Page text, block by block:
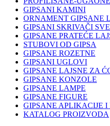
GIPSANI KAMINI
ORNAMENT GIPSANE
GIPSANI SKRIVAČI
GIPSANE PRATEĆE
STUBOVI OD GIPSA
GIPSANE ROZETNE
GIPSANI UGLOVI
GIPSANE LAJSNE ZA
GIPSANE KONZOLE
GIPSANE LAMPE
GIPSANE FIGURE
GIPSANE APLIKACIJE I
KATALOG PROIZVODA